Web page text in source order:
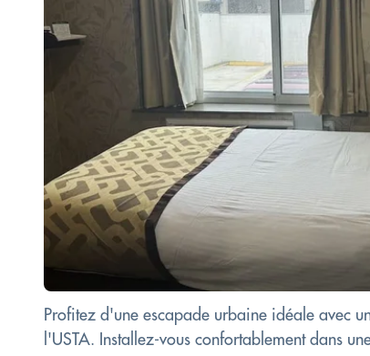
Profitez d'une escapade urbaine idéale avec
l'USTA. Installez-vous confortablement dans